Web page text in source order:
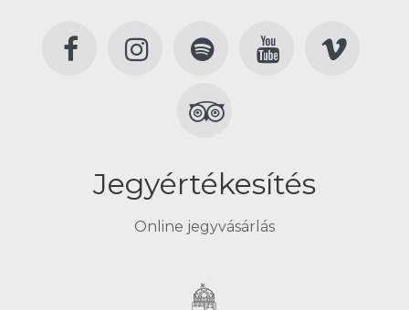
Jegyértékesítés
Online jegyvásárlás